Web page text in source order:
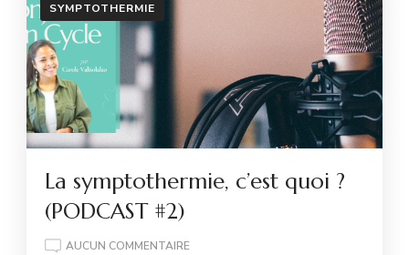
SYMPTOTHERMIE
La symptothermie, c’est quoi ?
(PODCAST #2)
AUCUN COMMENTAIRELA